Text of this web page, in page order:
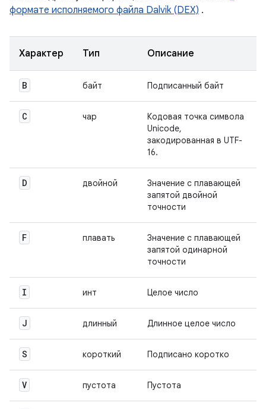
формате исполняемого файла Dalvik (DEX) .
Характер Тип Описание
B байт Подписанный байт
C чар
Кодовая точка символа
Unicode,
закодированная в UTF-
16.
D двойной
Значение с плавающей
запятой двойной
точности
F плавать
Значение с плавающей
запятой одинарной
точности
I инт Целое число
J длинный Длинное целое число
S короткий Подписано коротко
V пустота Пустота